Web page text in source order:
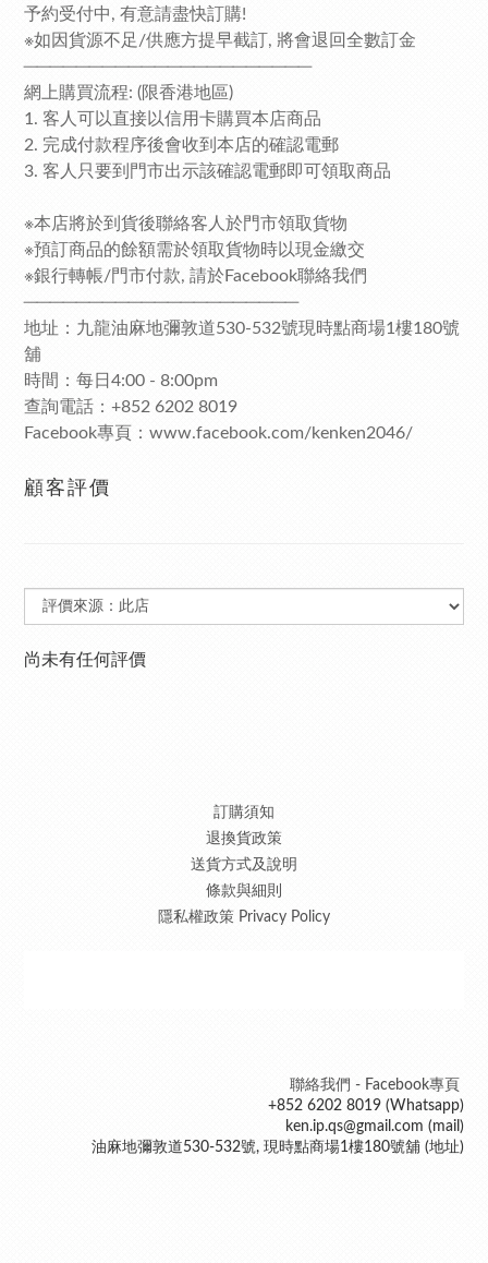
予約受付中, 有意請盡快訂購!
※如因貨源不足/供應方提早截訂, 將會退回全數訂金
──────────────────────
網上購買流程: (限香港地區)
1. 客人可以直接以信用卡購買本店商品
2. 完成付款程序後會收到本店的確認電郵
3. 客人只要到門市出示該確認電郵即可領取商品
※本店將於到貨後聯絡客人於門市領取貨物
※預訂商品的餘額需於領取貨物時以現金繳交
※銀行轉帳/門市付款, 請於Facebook聯絡我們
─────────────────────
地址：九龍油麻地彌敦道530-532號現時點商場1樓180號
舖
時間：每日4:00 - 8:00pm
查詢電話：+852 6202 8019
Facebook專頁：www.facebook.com/kenken2046/
顧客評價
尚未有任何評價
訂購須知
退換貨政策
送貨方式及說明
條款與細則
隱私權政策 Privacy Policy
聯絡我們 - Facebook專頁
+852 6202 8019 (Whatsapp)
ken.ip.qs@gmail.com (mail)
油麻地彌敦道530-532號, 現時點商場1樓180號舖 (地址)